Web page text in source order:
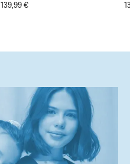
139,99 €